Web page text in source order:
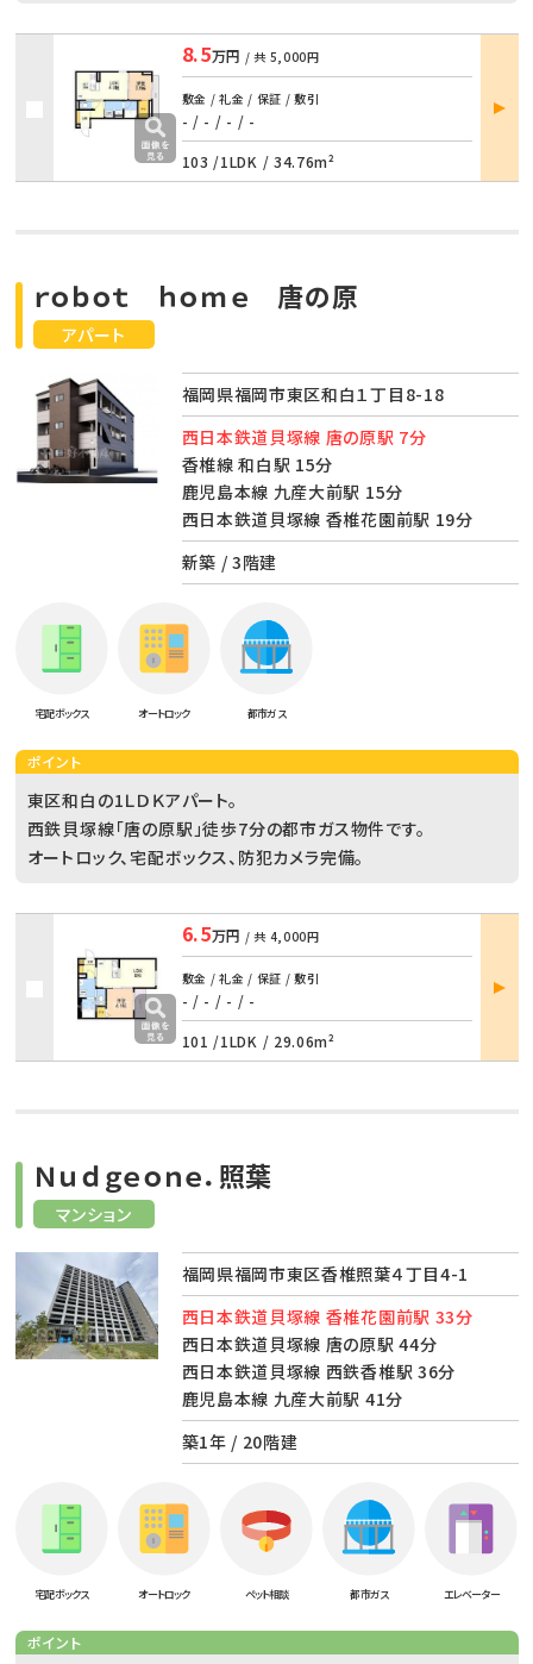
8.5万円 / 共 5,000円
敷金 / 礼金 / 保証 / 敷引
- / - / - / -
103 /1LDK / 34.76m²
部屋
詳細
アパート
ｒｏｂｏｔ ｈｏｍｅ 唐の原
福岡県福岡市東区和白１丁目8-18
西日本鉄道貝塚線 唐の原駅 7分
香椎線 和白駅 15分
鹿児島本線 九産大前駅 15分
西日本鉄道貝塚線 香椎花園前駅 19分
新築 / 3階建
宅配ボックス オートロック 都市ガス
ポイント
東区和白の1ＬＤＫアパート。
西鉄貝塚線「唐の原駅」徒歩7分の都市ガス物件です。
オートロック、宅配ボックス、防犯カメラ完備。
6.5万円 / 共 4,000円
敷金 / 礼金 / 保証 / 敷引
- / - / - / -
101 /1LDK / 29.06m²
部屋
詳細
マンション
Ｎｕｄｇｅｏｎｅ．照葉
福岡県福岡市東区香椎照葉４丁目4-1
西日本鉄道貝塚線 香椎花園前駅 33分
西日本鉄道貝塚線 唐の原駅 44分
西日本鉄道貝塚線 西鉄香椎駅 36分
鹿児島本線 九産大前駅 41分
築1年 / 20階建
宅配ボックス オートロック ペット相談 都市ガス エレベーター
ポイント